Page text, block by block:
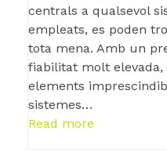
centrals a qualsevol
empleats, es poden
tota mena. Amb un
fiabilitat molt elevada,
elements
sistemes…
Read more